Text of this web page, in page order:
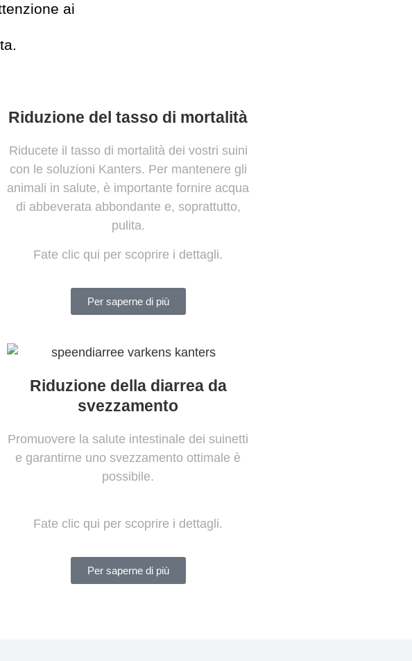
ai
Riduzione del tasso di mortalità
Riducete il tasso di mortalità dei vostri suini
con le soluzioni Kanters. Per mantenere gli
animali in salute, è importante fornire acqua
di abbeverata abbondante e, soprattutto,
pulita.
Fate clic qui per scoprire i dettagli.
Per saperne di più
Riduzione della diarrea da
svezzamento
Promuovere la salute intestinale dei suinetti
e garantirne uno svezzamento ottimale è
possibile.
Fate clic qui per scoprire i dettagli.
Per saperne di più